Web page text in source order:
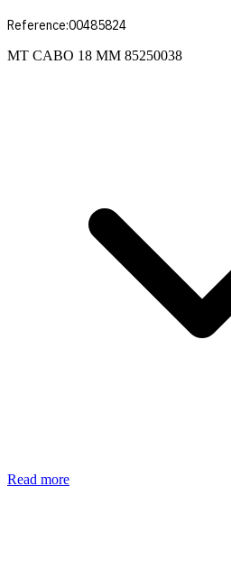
Reference:00485824
MT CABO 18 MM 85250038
Read more